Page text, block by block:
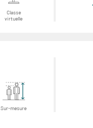
Classe
virtuelle
Sur-mesure